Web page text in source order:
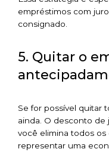
empréstimos com
consignado.
5. Quitar o
Se for possível quitar
ainda. O desconto de
você elimina todos
representar uma